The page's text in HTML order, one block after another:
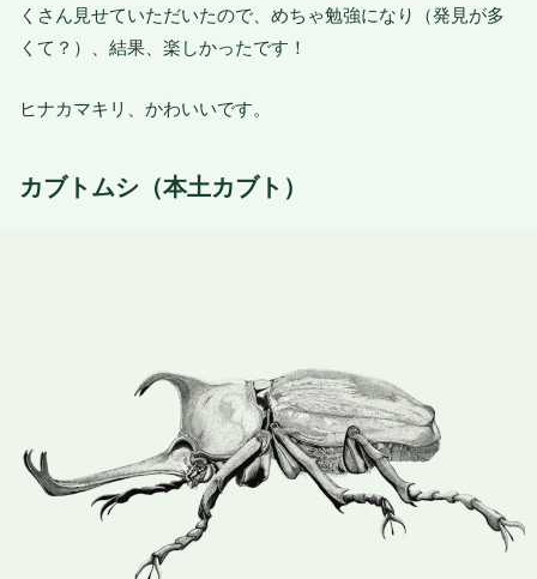
くさん見せていただいたので、めちゃ勉強になり（発見が多
くて？）、結果、楽しかったです！
ヒナカマキリ、かわいいです。
カブトムシ（本土カブト）